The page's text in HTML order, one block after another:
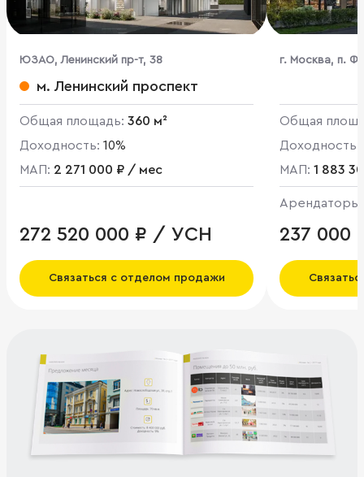
ЮЗАО, Ленинский пр-т, 38
м. Ленинский проспект
Общая площадь: 360 м²
Доходность: 10%
МАП: 2 271 000 ₽ / мес
272 520 000 ₽ / УСН
Связаться с отделом продажи
г. Москва, п.
Общая
Доходность:
МАП: 1 883
237 000